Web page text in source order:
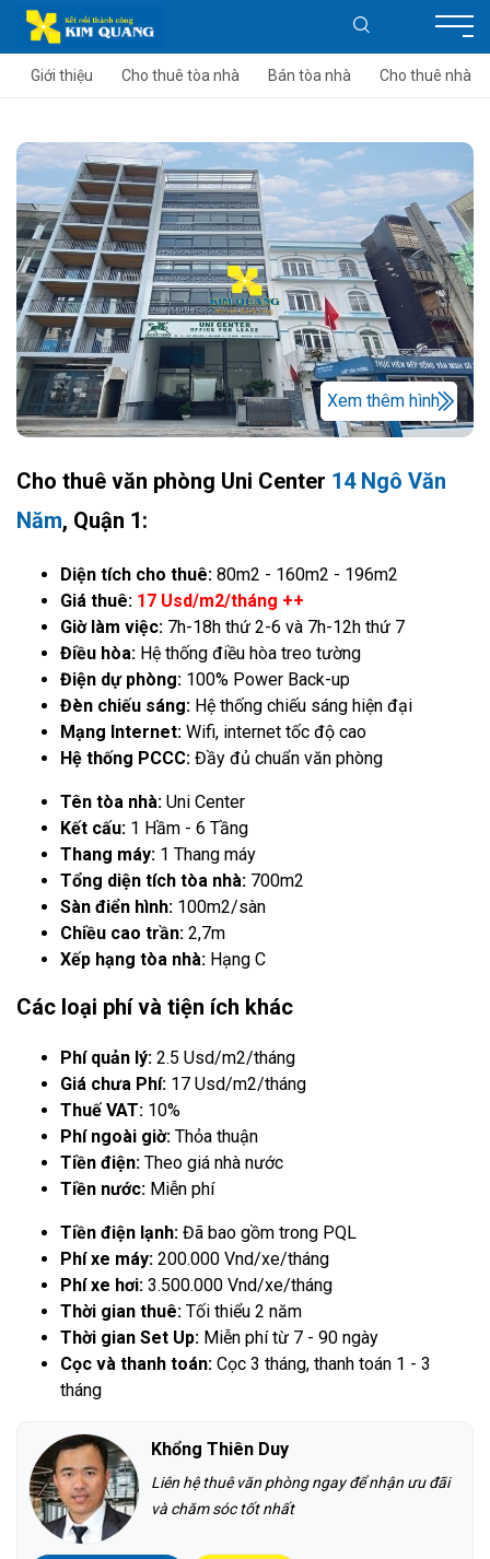
Giới thiệu Cho thuê tòa nhà Bán tòa nhà Cho thuê nhà
Xem thêm hình
Cho thuê văn phòng Uni Center 14 Ngô Văn
Năm, Quận 1:
Diện tích cho thuê: 80m2 - 160m2 - 196m2
Giá thuê: 17 Usd/m2/tháng ++
Giờ làm việc: 7h-18h thứ 2-6 và 7h-12h thứ 7
Điều hòa: Hệ thống điều hòa treo tường
Điện dự phòng: 100% Power Back-up
Đèn chiếu sáng: Hệ thống chiếu sáng hiện đại
Mạng Internet: Wifi, internet tốc độ cao
Hệ thống PCCC: Đầy đủ chuẩn văn phòng
Tên tòa nhà: Uni Center
Kết cấu: 1 Hầm - 6 Tầng
Thang máy: 1 Thang máy
Tổng diện tích tòa nhà: 700m2
Sàn điển hình: 100m2/sàn
Chiều cao trần: 2,7m
Xếp hạng tòa nhà: Hạng C
Các loại phí và tiện ích khác
Phí quản lý: 2.5 Usd/m2/tháng
Giá chưa Phí: 17 Usd/m2/tháng
Thuế VAT: 10%
Phí ngoài giờ: Thỏa thuận
Tiền điện: Theo giá nhà nước
Tiền nước: Miễn phí
Tiền điện lạnh: Đã bao gồm trong PQL
Phí xe máy: 200.000 Vnd/xe/tháng
Phí xe hơi: 3.500.000 Vnd/xe/tháng
Thời gian thuê: Tối thiểu 2 năm
Thời gian Set Up: Miễn phí từ 7 - 90 ngày
Cọc và thanh toán: Cọc 3 tháng, thanh toán 1 - 3
tháng
Khổng Thiên Duy
Liên hệ thuê văn phòng ngay để nhận ưu đãi
và chăm sóc tốt nhất